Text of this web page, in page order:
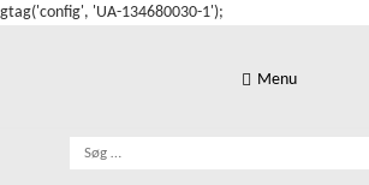
gtag('config', 'UA-134680030-1');
Menu
efter: